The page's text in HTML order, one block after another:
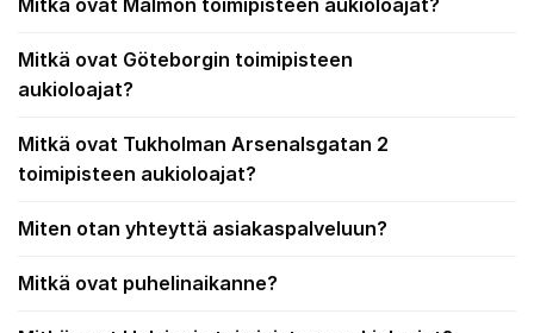
Toimipisteet ja
Mitkä ovat Malmön toimipisteen aukioloajat?
Mitkä ovat Göteborgin toimipisteen
aukioloajat?
Mitkä ovat Tukholman Arsenalsgatan 2
toimipisteen aukioloajat?
Miten otan yhteyttä asiakaspalveluun?
Mitkä ovat puhelinaikanne?